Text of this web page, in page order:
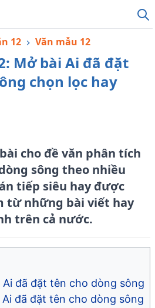
12 Văn mẫu 12
Mở bài Ai đã đặt
chọn lọc hay
cho đề văn phân tích
sông theo nhiều
tiếp siêu hay được
từ những bài viết hay
trên cả nước.
đã đặt tên cho dòng sông
đã đặt tên cho dòng sông